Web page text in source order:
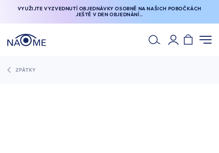
VYUŽIJTE VYZVEDNUTÍ OBJEDNÁVKY OSOBNĚ NA NAŠICH POBOČKÁCH
JEŠTĚ V DEN OBJEDNÁNÍ..
ZPÁTKY